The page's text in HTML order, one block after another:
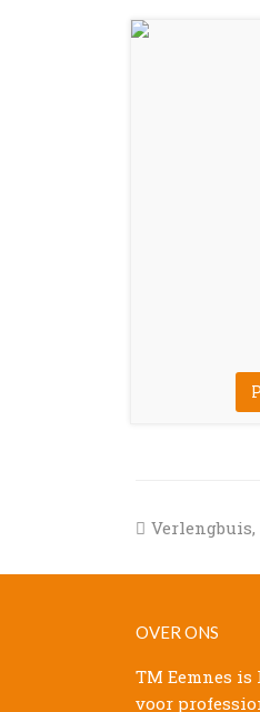
previous
OVER ONS
TM Eemnes
voor